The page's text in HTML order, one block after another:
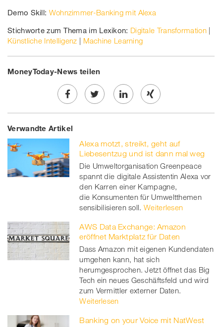
Demo Skill: Wohnzimmer-Banking mit Alexa
Stichworte zum Thema im Lexikon: Digitale Transformation|
Künstliche Intelligenz | Machine Learning
MoneyToday-News teilen
Share
on
Facebook
Twe
on
twitt
er
Share
linkedin
Share
Xing
Verwandte Artikel
Alexa motzt, streikt, geht auf
Liebesentzug und ist dann mal weg
Die Umweltorganisation Greenpeace
spannt die digitale Assistentin Alexa vor
den Karren einer Kampagne,
die Konsumenten für Umweltthemen
sensibilisieren soll. Weiterlesen
AWS Data Exchange: Amazon
eröffnet Marktplatz für Daten
Dass Amazon mit eigenen Kundendaten
umgehen kann, hat sich
herumgesprochen. Jetzt öffnet das Big
Tech ein neues Geschäftsfeld und wird
zum Vermittler externer Daten.
Weiterlesen
Banking on your Voice mit NatWest